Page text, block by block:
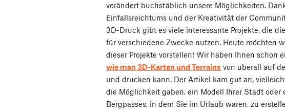
verändert buchstäblich unsere Möglichkeiten.
Einfallsreichtums und der Kreativität der
3D-Druck gibt es viele interessante Projekte, die
für verschiedene Zwecke nutzen. Heute möchten
dieser Projekte vorstellen! Wir haben Ihnen schon
wie man 3D-Karten und Terrains von überall auf
und drucken kann. Der Artikel kam gut an,
die Möglichkeit gaben, ein Modell Ihrer Stadt oder
Bergpasses, in dem Sie im Urlaub waren, zu